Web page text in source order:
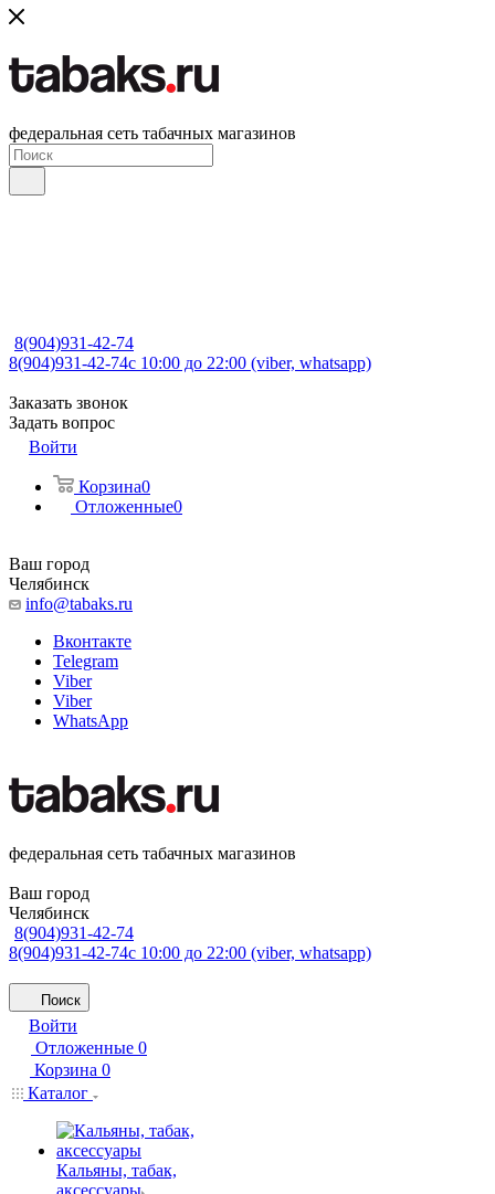
федеральная сеть табачных магазинов
8(904)931-42-74
8(904)931-42-74с 10:00 до 22:00 (viber, whatsapp)
Заказать звонок
Задать вопрос
Войти
Корзина0
Отложенные0
Ваш город
Челябинск
info@tabaks.ru
Вконтакте
Telegram
Viber
Viber
WhatsApp
федеральная сеть табачных магазинов
Ваш город
Челябинск
8(904)931-42-74
8(904)931-42-74с 10:00 до 22:00 (viber, whatsapp)
Поиск
Войти
Отложенные 0
Корзина 0
Каталог
Кальяны, табак,
аксессуары